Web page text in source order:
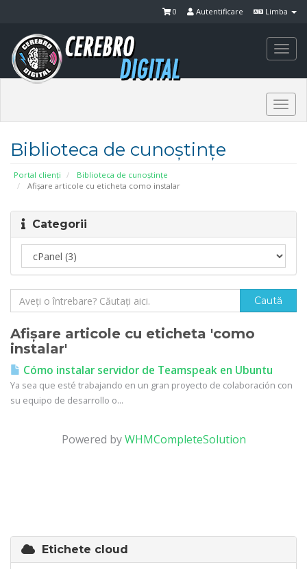
Limba
Autentificare
0
Biblioteca de cunoștințe
Portal clienți
Biblioteca de cunoștințe
Afișare articole cu eticheta como instalar
Categorii
Afișare articole cu eticheta 'como
instalar'
Cómo instalar servidor de Teamspeak en Ubuntu
Ya sea que esté trabajando en un gran proyecto de colaboración con
su equipo de desarrollo o...
Powered byWHMCompleteSolution
Etichete cloud